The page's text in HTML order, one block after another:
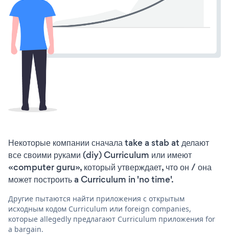
Некоторые компании сначала take a stab at делают
все своими руками (diy) Curriculum или имеют
«computer guru», который утверждает, что он / она
может построить a Curriculum in 'no time'.
Другие пытаются найти приложения с открытым
исходным кодом Curriculum или foreign companies,
которые allegedly предлагают Curriculum приложения for
a bargain.